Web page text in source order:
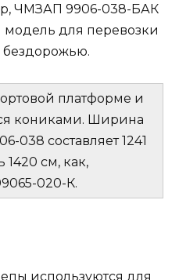
ЧМЗАП 9906-038-БАК
модель для перевозки
бездорожью.
платформе и
кониками. Ширина
составляет 1241
1420 см, как,
020-К.
используются для